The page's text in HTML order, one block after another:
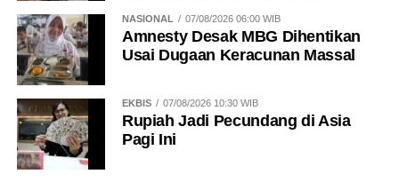
NASIONAL 07/08/2026 06:00 WIB
Amnesty Desak MBG Dihentikan
Usai Dugaan Keracunan Massal
EKBIS 07/08/2026 10:30 WIB
Rupiah Jadi Pecundang di Asia
Pagi Ini